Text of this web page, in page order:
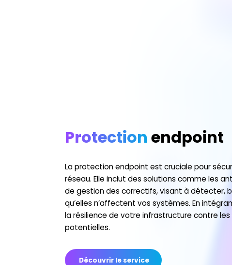
Protectionendpoint
La protection endpoint est cruciale pour
réseau. Elle inclut des solutions comme les
de gestion des correctifs, visant à détecter,
qu’elles n’affectent vos systèmes. En
la résilience de votre infrastructure contre
potentielles.
Découvrir le service